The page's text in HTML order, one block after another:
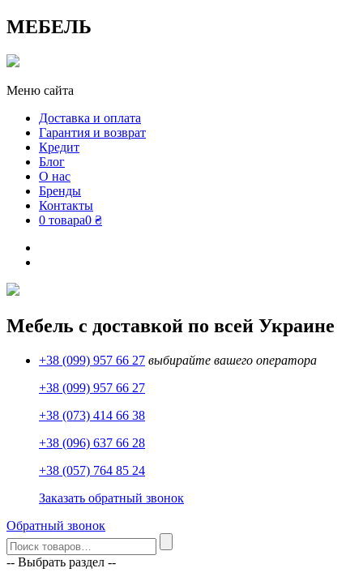
МЕБЕЛЬ
Меню сайта
Доставка и оплата
Гарантия и возврат
Кредит
Блог
О нас
Бренды
Контакты
0 товара0 ₴
Мебель с доставкой по всей Украине
+38 (099) 957 66 27 выбирайте вашего оператора
+38 (099) 957 66 27
+38 (073) 414 66 38
+38 (096) 637 66 28
+38 (057) 764 85 24
Заказать обратный звонок
Обратный звонок
-- Выбрать раздел --